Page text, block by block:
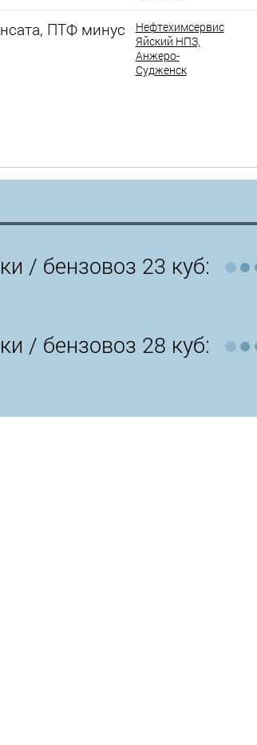
ПТФ минус
Нефтехимсервис
Яйский НПЗ,
Анжеро-
Судженск
/ бензовоз 23 куб:
/ бензовоз 28 куб: